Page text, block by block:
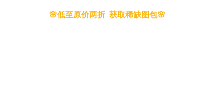
🌸低至原价两折 获取稀缺图包🌸